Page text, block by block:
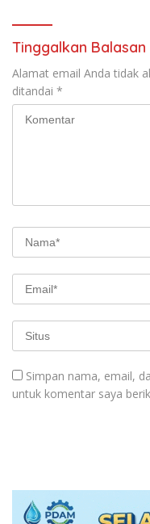
Tinggalkan Balasan
Alamat email Anda tidak
ditandai *
Simpan nama, email,
untuk komentar saya